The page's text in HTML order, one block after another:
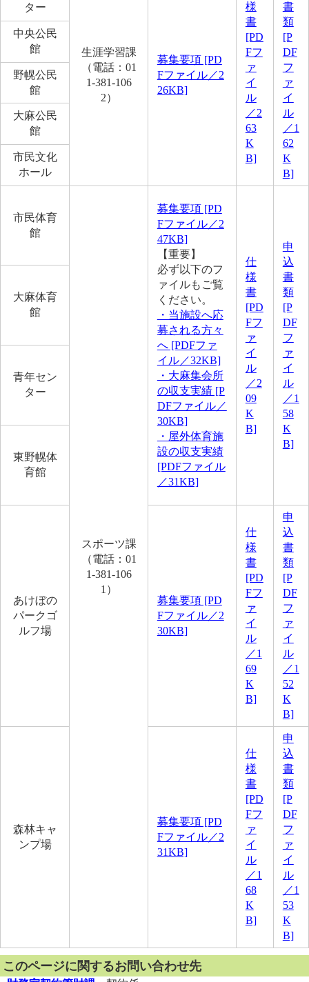
ター
生涯学習課
（電話：01
1-381-106
2）
募集要項 [PD
Fファイル／2
26KB]
様
書
[PD
Fフ
ァ
イ
ル
／2
63
K
B]
書
類
[P
DF
フ
ァ
イ
ル
／1
62
K
B]
中央公民
館
野幌公民
館
大麻公民
館
市民文化
ホール
市民体育
館
スポーツ課
（電話：01
1-381-106
1）
募集要項 [PD
Fファイル／2
47KB]
【重要】
必ず以下のフ
ァイルもご覧
ください。
・当施設へ応
募される方々
へ [PDFファ
イル／32KB]
・大麻集会所
の収支実績 [P
DFファイル／
30KB]
・屋外体育施
設の収支実績
[PDFファイル
／31KB]
仕
様
書
[PD
Fフ
ァ
イ
ル
／2
09
K
B]
申
込
書
類
[P
DF
フ
ァ
イ
ル
／1
58
K
B]
大麻体育
館
青年セン
ター
東野幌体
育館
あけぼの
パークゴ
ルフ場
募集要項 [PD
Fファイル／2
30KB]
仕
様
書
[PD
Fフ
ァ
イ
ル
／1
69
K
B]
申
込
書
類
[P
DF
フ
ァ
イ
ル
／1
52
K
B]
森林キャ
ンプ場
募集要項 [PD
Fファイル／2
31KB]
仕
様
書
[PD
Fフ
ァ
イ
ル
／1
68
K
B]
申
込
書
類
[P
DF
フ
ァ
イ
ル
／1
53
K
B]
このページに関するお問い合わせ先